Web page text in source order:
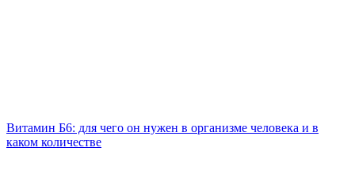
Витамин Б6: для чего он нужен в организме человека и в
каком количестве